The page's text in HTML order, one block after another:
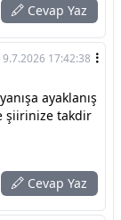
Cevap Yaz
9.7.2026 17:42:38
ayaklanış
şiirinize takdir
Cevap Yaz